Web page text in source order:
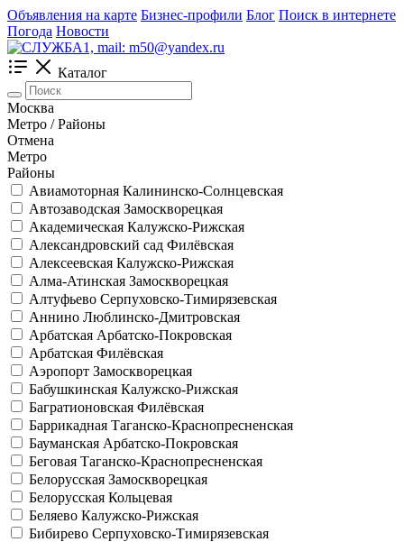
Объявления на карте Бизнес-профили Блог Поиск в интернете
Погода Новости
Каталог
Москва
Метро / Районы
Отмена
Метро
Районы
Авиамоторная Калининско-Солнцевская
Автозаводская Замоскворецкая
Академическая Калужско-Рижская
Александровский сад Филёвская
Алексеевская Калужско-Рижская
Алма-Атинская Замоскворецкая
Алтуфьево Серпуховско-Тимирязевская
Аннино Люблинско-Дмитровская
Арбатская Арбатско-Покровская
Арбатская Филёвская
Аэропорт Замоскворецкая
Бабушкинская Калужско-Рижская
Багратионовская Филёвская
Баррикадная Таганско-Краснопресненская
Бауманская Арбатско-Покровская
Беговая Таганско-Краснопресненская
Белорусская Замоскворецкая
Белорусская Кольцевая
Беляево Калужско-Рижская
Бибирево Серпуховско-Тимирязевская